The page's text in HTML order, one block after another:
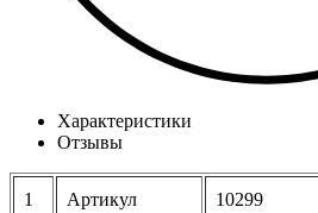
Характеристики
Отзывы
1 Артикул 10299